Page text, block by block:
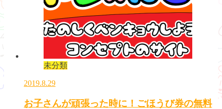
未分類
2019.8.29
お子さんが頑張った時に！ごほうび券の無料